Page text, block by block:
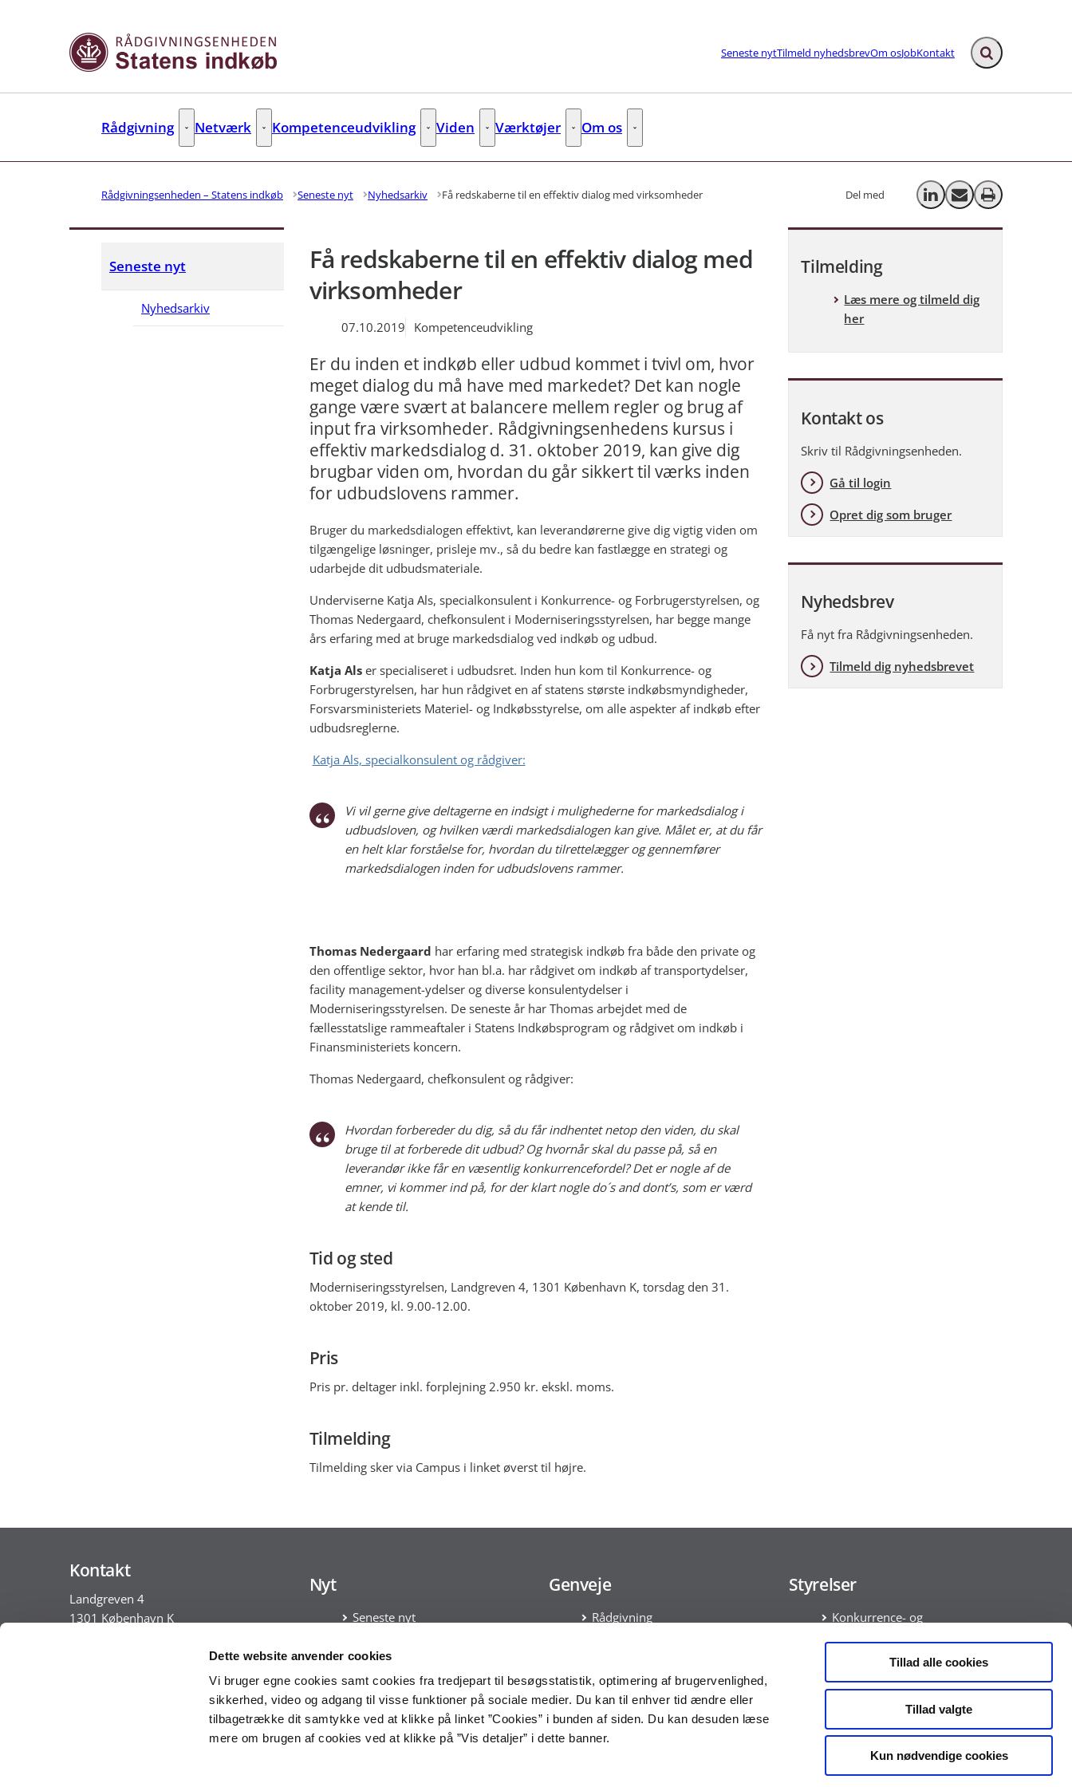
Dette website anvender cookies
Vi bruger egne cookies samt cookies fra tredjepart til besøgsstatistik, optimering af brugervenlighed,
sikkerhed, video og adgang til visse funktioner på sociale medier. Du kan til enhver tid ændre eller
tilbagetrække dit samtykke ved at klikke på linket ”Cookies” i bunden af siden. Du kan desuden læse
mere om brugen af cookies ved at klikke på ”Vis detaljer” i dette banner.
Tillad alle cookies
Tillad valgte
Kun nødvendige cookies
Seneste nytTilmeld nyhedsbrevOm osJobKontakt Fold søgefelt ud
Rådgivning Rådgivning - Flere links
Netværk Netværk - Flere links
Kompetenceudvikling Kompetenceudvikling - Flere links
Viden Viden - Flere links
Værktøjer Værktøjer - Flere links
Om os Om os - Flere links
Rådgivningsenheden – Statens indkøb Seneste nyt Nyhedsarkiv Få redskaberne til en effektiv dialog med virksomheder Del med Del på LinkedIn
Send email
Print
Seneste nyt
Nyhedsarkiv
Få redskaberne til en effektiv dialog med
virksomheder
07.10.2019 Kompetenceudvikling
Er du inden et indkøb eller udbud kommet i tvivl om, hvor
meget dialog du må have med markedet? Det kan nogle
gange være svært at balancere mellem regler og brug af
input fra virksomheder. Rådgivningsenhedens kursus i
effektiv markedsdialog d. 31. oktober 2019, kan give dig
brugbar viden om, hvordan du går sikkert til værks inden
for udbudslovens rammer.
Bruger du markedsdialogen effektivt, kan leverandørerne give dig vigtig viden om
tilgængelige løsninger, prisleje mv., så du bedre kan fastlægge en strategi og
udarbejde dit udbudsmateriale.
Underviserne Katja Als, specialkonsulent i Konkurrence- og Forbrugerstyrelsen, og
Thomas Nedergaard, chefkonsulent i Moderniseringsstyrelsen, har begge mange
års erfaring med at bruge markedsdialog ved indkøb og udbud.
Katja Alser specialiseret i udbudsret. Inden hun kom til Konkurrence- og
Forbrugerstyrelsen, har hun rådgivet en af statens største indkøbsmyndigheder,
Forsvarsministeriets Materiel- og Indkøbsstyrelse, om alle aspekter af indkøb efter
udbudsreglerne.
Katja Als, specialkonsulent og rådgiver:
Vi vil gerne give deltagerne en indsigt i mulighederne for markedsdialog i
udbudsloven, og hvilken værdi markedsdialogen kan give. Målet er, at du får
en helt klar forståelse for, hvordan du tilrettelægger og gennemfører
markedsdialogen inden for udbudslovens rammer.
Thomas Nedergaard har erfaring med strategisk indkøb fra både den private og
den offentlige sektor, hvor han bl.a. har rådgivet om indkøb af transportydelser,
facility management-ydelser og diverse konsulentydelser i
Moderniseringsstyrelsen. De seneste år har Thomas arbejdet med de
fællesstatslige rammeaftaler i Statens Indkøbsprogram og rådgivet om indkøb i
Finansministeriets koncern.
Thomas Nedergaard, chefkonsulent og rådgiver:
Hvordan forbereder du dig, så du får indhentet netop den viden, du skal
bruge til at forberede dit udbud? Og hvornår skal du passe på, så en
leverandør ikke får en væsentlig konkurrencefordel? Det er nogle af de
emner, vi kommer ind på, for der klart nogle do´s and dont’s, som er værd
at kende til.
Tid og sted
Moderniseringsstyrelsen, Landgreven 4, 1301 København K, torsdag den 31.
oktober 2019, kl. 9.00-12.00.
Pris
Pris pr. deltager inkl. forplejning 2.950 kr. ekskl. moms.
Tilmelding
Tilmelding sker via Campus i linket øverst til højre.
Tilmelding
Læs mere og tilmeld dig
her
Kontakt os
Skriv til Rådgivningsenheden.
Gå til login
Opret dig som bruger
Nyhedsbrev
Få nyt fra Rådgivningsenheden.
Tilmeld dig nyhedsbrevet
Kontakt
Landgreven 4
1301 København K
Nyt
Seneste nyt
Genveje
Rådgivning
Håndtering af persondata
Statens Indkøbsprogram
Tilgængelighedserklæring
Styrelser
Konkurrence- og
Økonomistyrelsen